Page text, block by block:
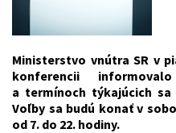
Ministerstvo vnútra SR v
konferencii
a termínoch týkajúcich sa
Voľby sa budú konať v
od 7. do 22. hodiny.